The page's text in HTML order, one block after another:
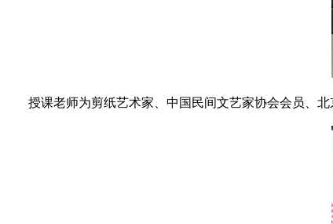
授课老师为剪纸艺术家、中国民间文艺家协会会员、北